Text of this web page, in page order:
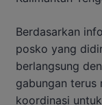
Berdasarkan
posko yang
berlangsung
gabungan terus
koordinasi